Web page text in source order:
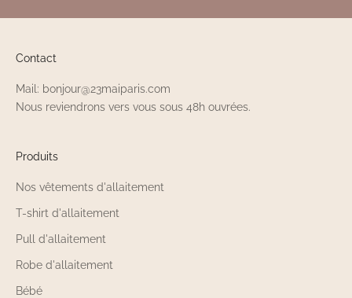
Contact
Mail: bonjour@23maiparis.com
Nous reviendrons vers vous sous 48h ouvrées.
Produits
Nos vêtements d'allaitement
T-shirt d'allaitement
Pull d'allaitement
Robe d'allaitement
Bébé